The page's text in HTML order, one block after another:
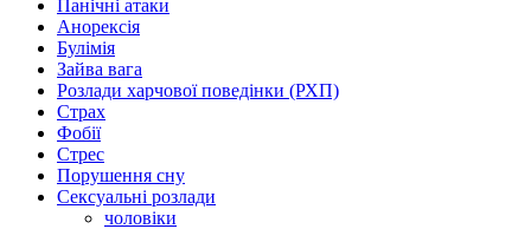
Панічні атаки
Анорексія
Булімія
Зайва вага
Розлади харчової поведінки (РХП)
Страх
Фобії
Стрес
Порушення сну
Сексуальні розлади
чоловіки